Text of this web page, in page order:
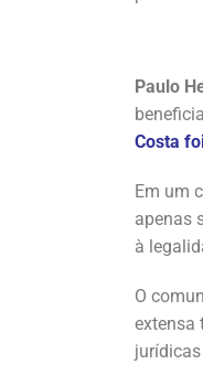
Paulo
Costa
Em um
apenas
à
O
extensa
jurídicas